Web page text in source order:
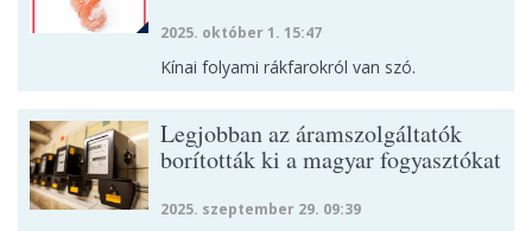
2025. október 1. 15:47
Kínai folyami rákfarokról van szó.
Legjobban az áramszolgáltatók
borították ki a magyar fogyasztókat
2025. szeptember 29. 09:39